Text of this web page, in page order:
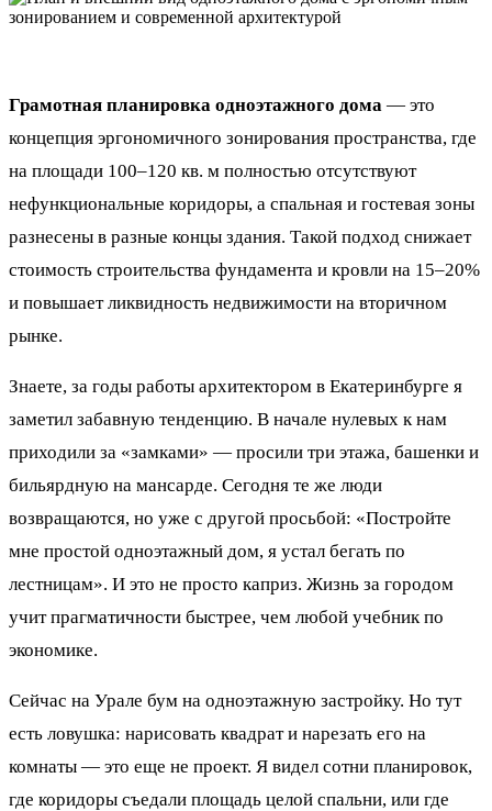
Грамотная планировка одноэтажного дома — это
концепция эргономичного зонирования пространства, где
на площади 100–120 кв. м полностью отсутствуют
нефункциональные коридоры, а спальная и гостевая зоны
разнесены в разные концы здания. Такой подход снижает
стоимость строительства фундамента и кровли на 15–20%
и повышает ликвидность недвижимости на вторичном
рынке.
Знаете, за годы работы архитектором в Екатеринбурге я
заметил забавную тенденцию. В начале нулевых к нам
приходили за «замками» — просили три этажа, башенки и
бильярдную на мансарде. Сегодня те же люди
возвращаются, но уже с другой просьбой: «Постройте
мне простой одноэтажный дом, я устал бегать по
лестницам». И это не просто каприз. Жизнь за городом
учит прагматичности быстрее, чем любой учебник по
экономике.
Сейчас на Урале бум на одноэтажную застройку. Но тут
есть ловушка: нарисовать квадрат и нарезать его на
комнаты — это еще не проект. Я видел сотни планировок,
где коридоры съедали площадь целой спальни, или где